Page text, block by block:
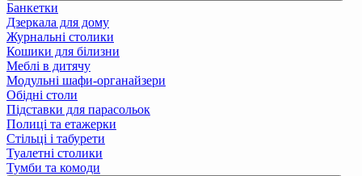
Банкетки
Дзеркала для дому
Журнальні столики
Кошики для білизни
Меблі в дитячу
Модульні шафи-органайзери
Обідні столи
Підставки для парасольок
Полиці та етажерки
Стільці і табурети
Туалетні столики
Тумби та комоди